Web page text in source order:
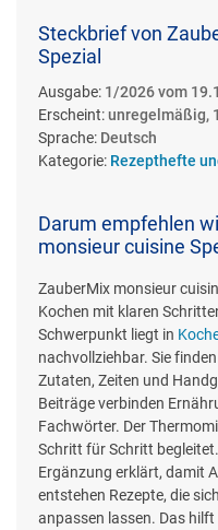
Steckbrief von
Spezial
Ausgabe: 1/2026 vom
Erscheint:unregelmäßig,
Sprache: Deutsch
Kategorie: Rezepthefte
Darum empfehlen
monsieur cuisine
ZauberMix monsieur
Kochen mit klaren
Schwerpunkt liegt in
nachvollziehbar. Sie
Zutaten, Zeiten und
Beiträge verbinden
Fachwörter. Der
Schritt für Schritt
Ergänzung erklärt, damit
entstehen Rezepte, die
anpassen lassen. Das